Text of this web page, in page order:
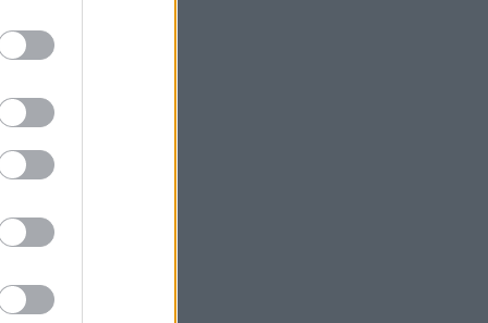
εξωτερική πολιτική με στρατηγικό
βάθος
Θεσσαλονίκη: Πυρκαγιά σε χαμηλή
βλάστηση στη Σίνδο
Berkshire Hathaway: Επαναγόρασε
μετοχές της αξίας 4,5 δισ. δολαρίων το
Ιράν: Το άνοιγμα των Στενών του
και Ομάν